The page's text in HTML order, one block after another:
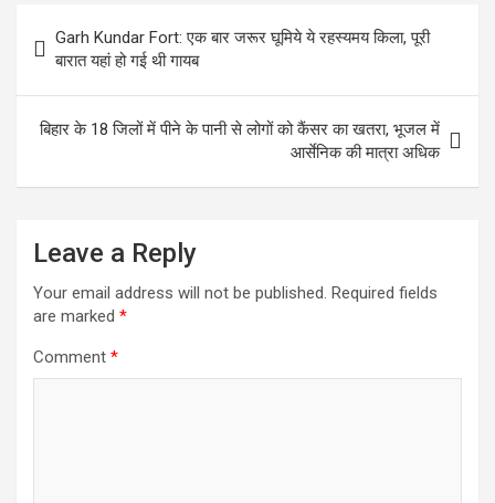
o
o
k
A
p
p
n
g
er
a
navigation
Garh Kundar Fort: एक बार जरूर घूमिये ये रहस्यमय किला, पूरी
बारात यहां हो गई थी गायब
बिहार के 18 जिलों में पीने के पानी से लोगों को कैंसर का खतरा, भूजल में
आर्सेनिक की मात्रा अधिक
Leave a Reply
Your email address will not be published. Required fields
are marked *
Comment *